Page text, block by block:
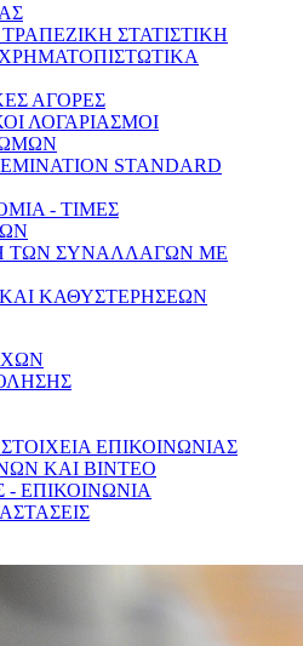
ΣΤΑΤΙΣΤΙΚΗ
ΑΓΟΡΕΣ
ΛΟΓΑΡΙΑΣΜΟΙ
STANDARD
- ΤΙΜΕΣ
ΤΩΝ ΣΥΝΑΛΛΑΓΩΝ ΜΕ
ΚΑΘΥΣΤΕΡΗΣΕΩΝ
ΕΠΙΚΟΙΝΩΝΙΑΣ
ΚΑΙ ΒΙΝΤΕΟ
- ΕΠΙΚΟΙΝΩΝΙΑ